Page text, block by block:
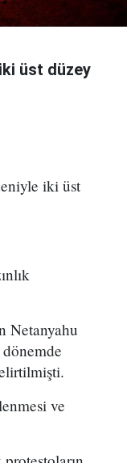
üst düzey
iki üst
Netanyahu
ve